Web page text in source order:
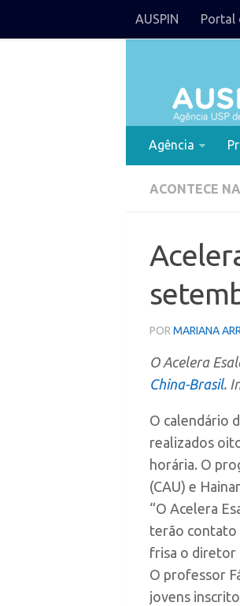
AUSPIN Portal
Agência
ACONTECE
POR MARIANA
O Acelera
China-Brasil.
O calendário
realizados
horária. O
(CAU) e
“O Acelera
terão contato
frisa o diretor
O professor
jovens